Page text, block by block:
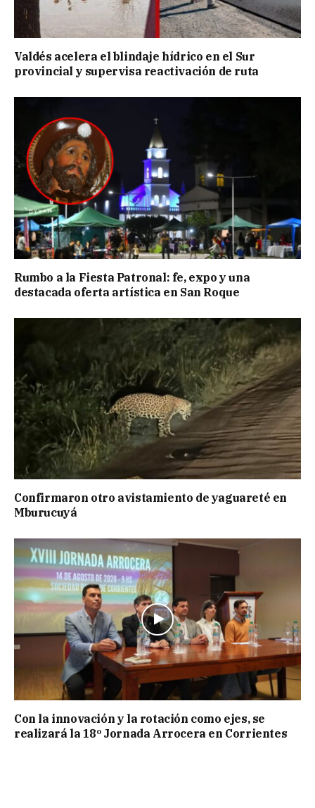
Valdés acelera el blindaje hídrico en el Sur
provincial y supervisa reactivación de ruta
Rumbo a la Fiesta Patronal: fe, expo y una
destacada oferta artística en San Roque
Confirmaron otro avistamiento de yaguareté en
Mburucuyá
Con la innovación y la rotación como ejes, se
realizará la 18º Jornada Arrocera en Corrientes